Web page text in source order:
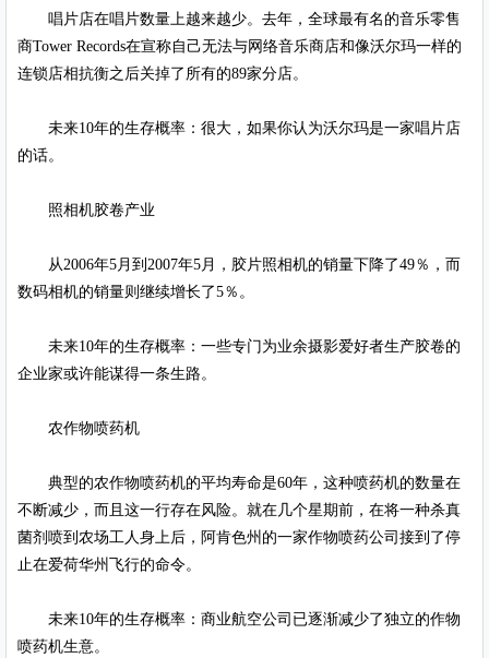
唱片店在唱片数量上越来越少。去年，全球最有名的音乐零售
商Tower Records在宣称自己无法与网络音乐商店和像沃尔玛一样的
连锁店相抗衡之后关掉了所有的89家分店。
未来10年的生存概率：很大，如果你认为沃尔玛是一家唱片店
的话。
照相机胶卷产业
从2006年5月到2007年5月，胶片照相机的销量下降了49％，而
数码相机的销量则继续增长了5％。
未来10年的生存概率：一些专门为业余摄影爱好者生产胶卷的
企业家或许能谋得一条生路。
农作物喷药机
典型的农作物喷药机的平均寿命是60年，这种喷药机的数量在
不断减少，而且这一行存在风险。就在几个星期前，在将一种杀真
菌剂喷到农场工人身上后，阿肯色州的一家作物喷药公司接到了停
止在爱荷华州飞行的命令。
未来10年的生存概率：商业航空公司已逐渐减少了独立的作物
喷药机生意。